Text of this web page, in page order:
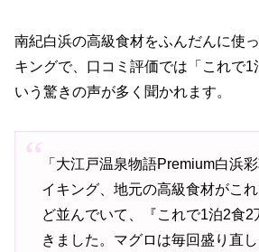
南紀白浜の高級食材をふんだんに使
キングで、口コミ評価では「これで1
いう驚きの声が多く聞かれます。
「大江戸温泉物語Premium白浜
イキング、地元の高級食材がこ
ど並んでいて、『これで1泊2食2
きました。マグロは毎回盛り直